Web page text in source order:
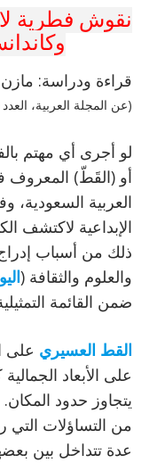
نقوش فطرية
قراءة ودراسة: مازن
(عن المجلة العربية، العدد 529، أكتوبر 2020)
لو أجرى أي مهتم
أو (القَطّ)
العربية السعودية،
الإبداعية لاكتشف
ذلك من أسباب إدراج
والعلوم والثقافة (
ضمن القائمة
القط العسيري على
على الأبعاد
يتجاوز حدود المكان.
من التساؤلات التي
عدة تتداخل بين